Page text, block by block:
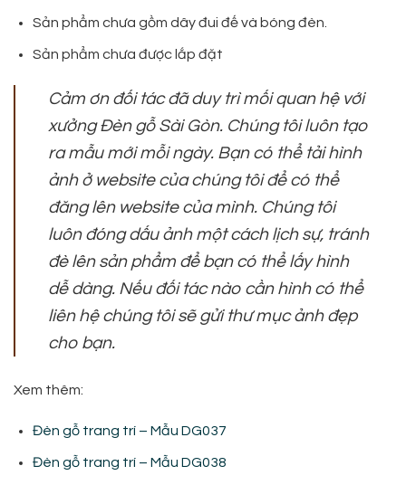
Sản phẩm chưa gồm dây đui đế và bóng đèn.
Sản phẩm chưa được lắp đặt
Cảm ơn đối tác đã duy trì mối quan hệ với
xưởng Đèn gỗ Sài Gòn. Chúng tôi luôn tạo
ra mẫu mới mỗi ngày. Bạn có thể tải hình
ảnh ở website của chúng tôi để có thể
đăng lên website của mình. Chúng tôi
luôn đóng dấu ảnh một cách lịch sự, tránh
đè lên sản phẩm để bạn có thể lấy hình
dễ dàng. Nếu đối tác nào cần hình có thể
liên hệ chúng tôi sẽ gửi thư mục ảnh đẹp
cho bạn.
Xem thêm:
Đèn gỗ trang trí – Mẫu DG037
Đèn gỗ trang trí – Mẫu DG038